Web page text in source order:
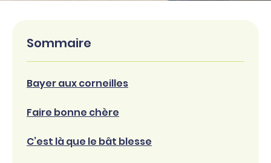
Sommaire
Bayer aux corneilles
Faire bonne chère
C’est là que le bât blesse